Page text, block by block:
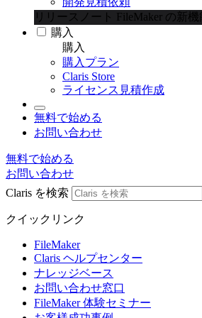
リリースノート
FileMaker の新
購入
購入
購入プラン
Claris Store
ライセンス見積作成
無料で始める
お問い合わせ
無料で始める
お問い合わせ
Claris を検索
クイックリンク
FileMaker
Claris ヘルプセンター
ナレッジベース
お問い合わせ窓口
FileMaker 体験セミナー